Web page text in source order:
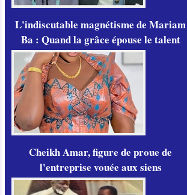
L'indiscutable magnétisme de Mariam
Ba : Quand la grâce épouse le talent
Cheikh Amar, figure de proue de
l'entreprise vouée aux siens